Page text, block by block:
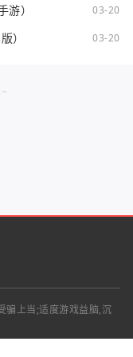
） 03-20
） 03-20
骗上当;适度游戏益脑,沉